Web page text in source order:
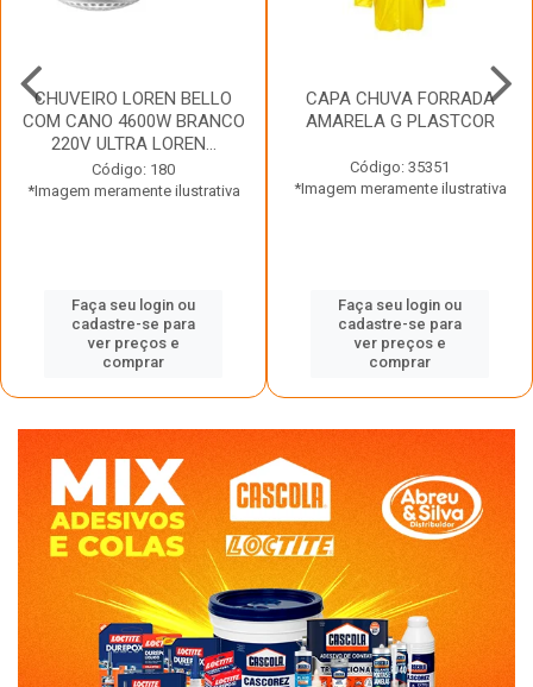
CHUVEIRO LOREN BELLO
COM CANO 4600W BRANCO
220V ULTRA LOREN...
Código: 180
*Imagem meramente ilustrativa
Faça seu login ou
cadastre-se para
ver preços e
comprar
CAPA CHUVA FORRADA
AMARELA G PLASTCOR
Código: 35351
*Imagem meramente ilustrativa
Faça seu login ou
cadastre-se para
ver preços e
comprar